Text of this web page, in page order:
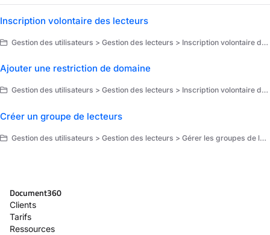
Inscription volontaire des lecteurs
Gestion des utilisateurs > Gestion des lecteurs > Inscription volontaire des lecteurs
Ajouter une restriction de domaine
Gestion des utilisateurs > Gestion des lecteurs > Inscription volontaire des lecteurs
Créer un groupe de lecteurs
Gestion des utilisateurs > Gestion des lecteurs > Gérer les groupes de lecteurs
Document360
Clients
Tarifs
Ressources